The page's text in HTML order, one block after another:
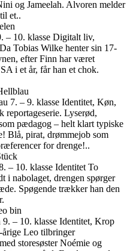
og Jameelah. Alvoren melder
et..
– 10. klasse Digitalt liv,
Da Tobias Wilke henter sin 17-
efter Finn har været
i et år, får han et chok.
7. – 9. klasse Identitet, Køn,
reportageserie. Lyserød,
pædagog – helt klart typiske
Blå, pirat, drømmejob som
for drenge!..
– 10. klasse Identitet To
i nabolaget, drengen spørger
Spøgende trækker han den
bin
9. – 10. klasse Identitet, Krop
årige Leo tilbringer
storesøster Noémie og